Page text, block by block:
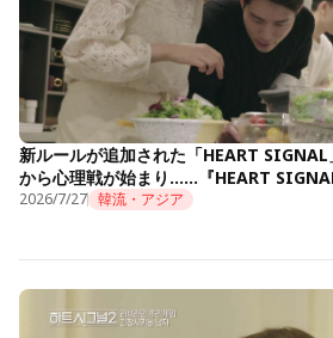
新ルールが追加された「HEART
から心理戦が始まり……『HEART
2026/7/27 韓流・アジア